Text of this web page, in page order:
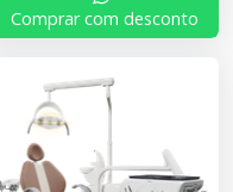
Comprar com desconto